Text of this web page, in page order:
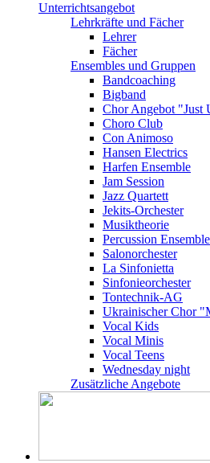
Unterrichtsangebot
Lehrkräfte und Fächer
Lehrer
Fächer
Ensembles und Gruppen
Bandcoaching
Bigband
Chor Angebot "Just
Choro Club
Con Animoso
Hansen Electrics
Harfen Ensemble
Jam Session
Jazz Quartett
Jekits-Orchester
Musiktheorie
Percussion Ensemble
Salonorchester
La Sinfonietta
Sinfonieorchester
Tontechnik-AG
Ukrainischer Chor
Vocal Kids
Vocal Minis
Vocal Teens
Wednesday night
Zusätzliche Angebote